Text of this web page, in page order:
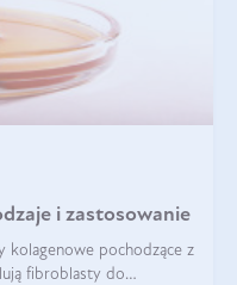
i zastosowanie
kolagenowe pochodzące z